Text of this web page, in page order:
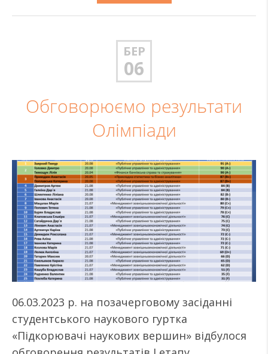
БЕР
06
Обговорюємо результати
Олімпіади
06.03.2023 р. на позачерговому засіданні
студентського наукового гуртка
«Підкорювачі наукових вершин» відбулося